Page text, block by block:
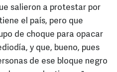
salieron a protestar por
el país, pero que
de choque para opacar
y que, bueno, pues
de ese bloque negro